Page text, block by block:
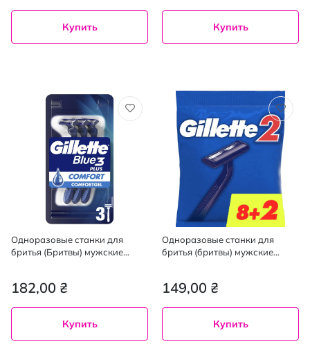
Купить Купить
Одноразовые станки для
бритья (Бритвы) мужские
182,00 ₴
Купить
Одноразовые станки для
бритья (бритвы) мужские
149,00 ₴
Купить